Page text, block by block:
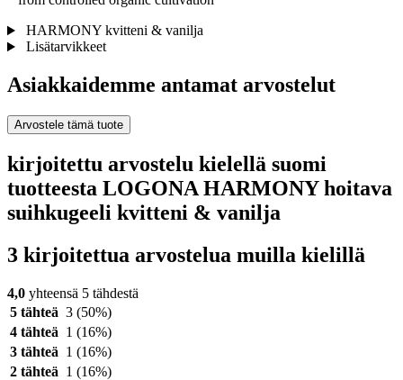
HARMONY kvitteni & vanilja
Lisätarvikkeet
Asiakkaidemme antamat arvostelut
Arvostele tämä tuote
kirjoitettu arvostelu kielellä suomi
tuotteesta LOGONA HARMONY hoitava
suihkugeeli kvitteni & vanilja
3 kirjoitettua arvostelua muilla kielillä
4,0 yhteensä 5 tähdestä
5 tähteä 3 (50%)
4 tähteä 1 (16%)
3 tähteä 1 (16%)
2 tähteä 1 (16%)